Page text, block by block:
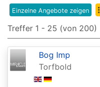
Edition
8th
9th
Edition
Einzelne Angebote zeigen
Treffer 1 - 25 (von 200) |
Bog Imp
Torfbold